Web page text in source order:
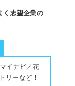
ましょう。
理を心掛ける
く志望企業の
イナビ／花
リーなど！